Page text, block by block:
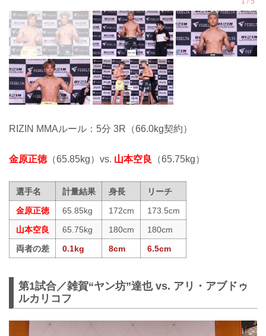
RIZIN MMAルール：5分 3R（66.0kg契約）
金原正徳（65.85kg）vs. 山本空良 （65.75kg）
選手名 計量結果 身長
リーチ
金原正徳
65.85kg 172cm
173.5cm
山本空良
65.75kg 180cm
180cm
両者の差
0.1kg 8cm 6.5cm
第1試合／雑賀“ヤン坊”達也 vs. アリ・アブドゥ
ルカリコフ